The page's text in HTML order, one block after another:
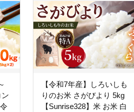
【令和7年産】しろいしも
りのお米 さがびより 5kg
【Sunrise328】米 お米 白